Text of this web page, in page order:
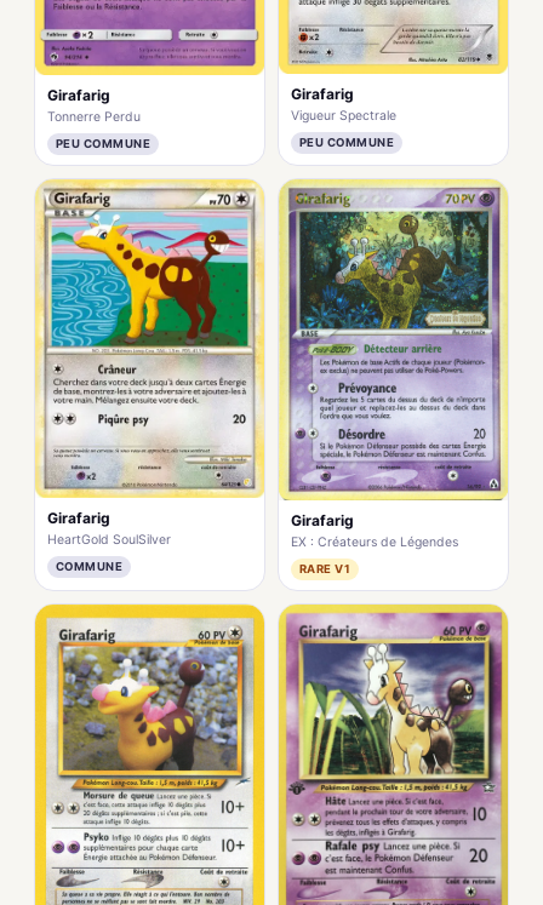
Girafarig
Tonnerre Perdu
PEU COMMUNE
Girafarig
Vigueur Spectrale
PEU COMMUNE
Girafarig
HeartGold SoulSilver
COMMUNE
Girafarig
EX : Créateurs de Légendes
RARE V1